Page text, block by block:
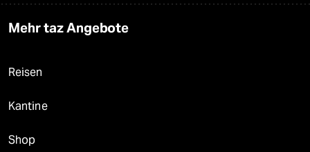
Mehr taz Angebote
Reisen
Kantine
Shop